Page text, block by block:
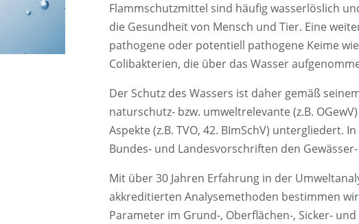
Flammschutzmittel sind häufig wasserlöslich
die Gesundheit von Mensch und Tier. Eine
pathogene oder potentiell pathogene Keime
Colibakterien, die über das Wasser
Der Schutz des Wassers ist daher gemäß
naturschutz- bzw. umweltrelevante (z.B.
Aspekte (z.B. TVO, 42. BImSchV) untergliedert.
Bundes- und Landesvorschriften den
Mit über 30 Jahren Erfahrung in der
akkreditierten Analysemethoden bestimmen
Parameter im Grund-, Oberflächen-, Sicker-